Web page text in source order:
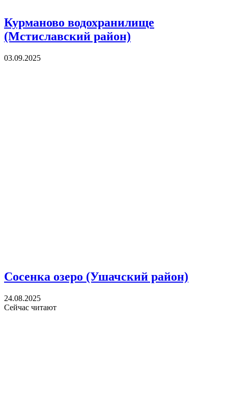
Курманово водохранилище
(Мстиславский район)
03.09.2025
Сосенка озеро (Ушачский район)
24.08.2025
Сейчас читают